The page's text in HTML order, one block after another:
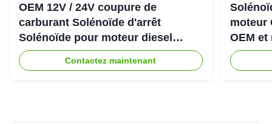
OEM 12V / 24V coupure de
carburant Solénoïde d'arrêt
Solénoïde pour moteur diesel
Cummins 6CT
Contactez maintenant
moteur
OEM